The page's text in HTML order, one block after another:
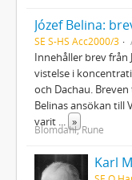
Józef Belina:
SE S-HS Acc2000/3
Innehåller brev från
vistelse i
och Dachau.
Belinas ansökan till
varit
»
Blomdahl, Rune
Karl